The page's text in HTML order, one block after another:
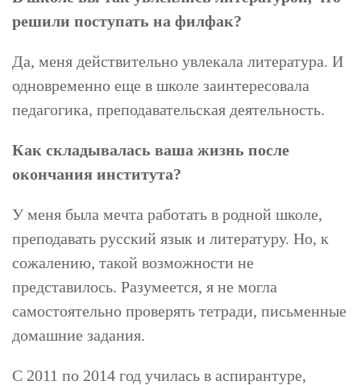
решили поступать на филфак?
Да, меня действительно увлекала литература. И
одновременно еще в школе заинтересовала
педагогика, преподавательская деятельность.
Как складывалась ваша жизнь после
окончания института?
У меня была мечта работать в родной школе,
преподавать русский язык и литературу. Но, к
сожалению, такой возможности не
представилось. Разумеется, я не могла
самостоятельно проверять тетради, письменные
домашние задания.
С 2011 по 2014 год училась в аспирантуре,